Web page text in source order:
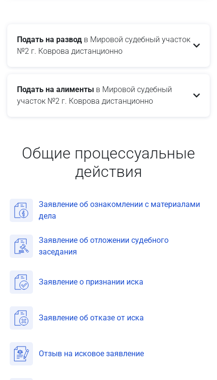
Подать на развод в Мировой судебный участок
№2 г. Коврова дистанционно
Подать на алименты в Мировой судебный
участок №2 г. Коврова дистанционно
Общие процессуальные
действия
Заявление об ознакомлении с материалами
дела
Заявление об отложении судебного
заседания
Заявление о признании иска
Заявление об отказе от иска
Отзыв на исковое заявление